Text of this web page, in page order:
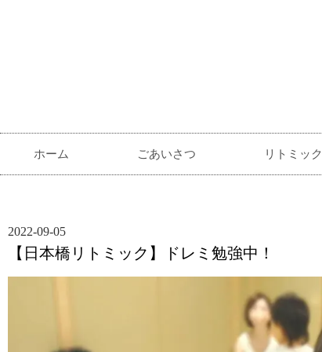
ホーム ごあいさつ リトミック
2022-09-05
【日本橋リトミック】ドレミ勉強中！